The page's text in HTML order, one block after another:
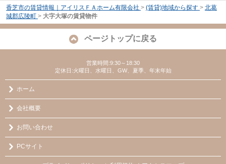
香芝市の賃貸情報｜アイリスＦＡホーム有限会社 > (賃貸)地域から探す > 北葛
城郡広陵町 > 大字大塚の賃貸物件
ページトップに戻る
営業時間:9:30～18:30
定休日:火曜日、水曜日、GW、夏季、年末年始
ホーム
会社概要
お問い合わせ
PCサイト